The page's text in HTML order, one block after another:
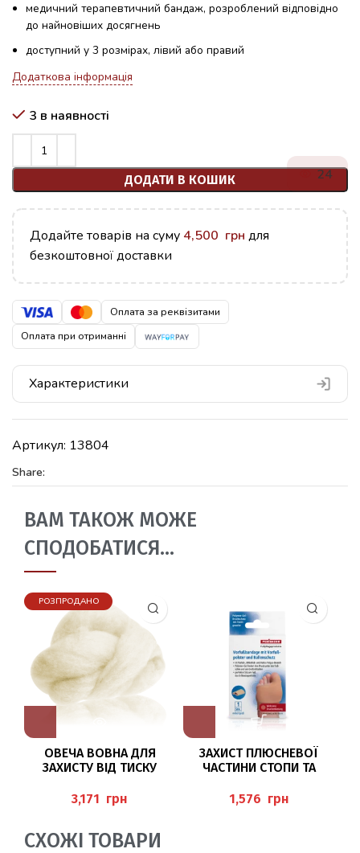
медичний терапевтичний бандаж, розроблений відповідно
до найновіших досягнень
доступний у 3 розмірах, лівий або правий
Додаткова інформація
3 в наявності
ДОДАТИ В КОШИК 24
Додайте товарів на суму 4,500 грн для
безкоштовної доставки
Оплата за реквізитами
Оплата при отриманні
Характеристики
Артикул: 13804
Share:
ВАМ ТАКОЖ МОЖЕ
СПОДОБАТИСЯ…
РОЗПРОДАНО
ОВЕЧА ВОВНА ДЛЯ
ЗАХИСТУ ВІД ТИСКУ
грн
ЗАХИСТ ПЛЮСНЕВОЇ
ЧАСТИНИ СТОПИ ТА
СЕРЕДНIЙ
(VORFUSSBANDAGE MIT
грн
СХОЖІ ТОВАРИ